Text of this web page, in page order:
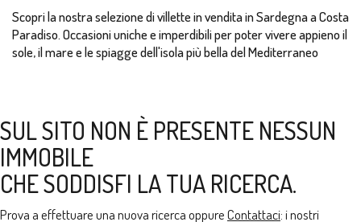
Scopri la nostra selezione di villette in vendita in Sardegna a Costa
Paradiso. Occasioni uniche e imperdibili per poter vivere appieno il
sole, il mare e le spiagge dell'isola più bella del Mediterraneo
SUL SITO NON È PRESENTE NESSUN
IMMOBILE
CHE SODDISFI LA TUA RICERCA.
Prova a effettuare una nuova ricerca oppureContattaci: i nostri